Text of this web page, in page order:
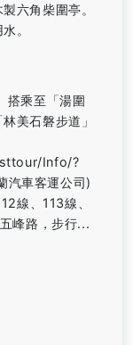
六角柴圍亭。
。
搭乘至「湯圍
美石磐步道」
Info/?
車客運公司)
線、113線、
峰路，步行...